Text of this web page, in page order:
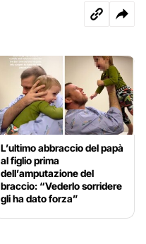
L’ultimo abbraccio del papà
al figlio prima
dell’amputazione del
braccio: “Vederlo sorridere
gli ha dato forza”